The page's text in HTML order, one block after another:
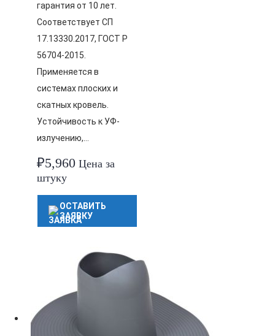
гарантия от 10 лет.
Соответствует СП
17.13330.2017, ГОСТ Р
56704-2015.
Применяется в
системах плоских и
скатных кровель.
Устойчивость к УФ-
излучению,…
₽5,960 Цена за
штуку
ОСТАВИТЬ
ЗАЯВКУ